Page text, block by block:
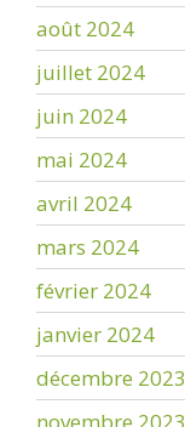
août 2024
juillet 2024
juin 2024
mai 2024
avril 2024
mars 2024
février 2024
janvier 2024
décembre 2023
novembre 2023